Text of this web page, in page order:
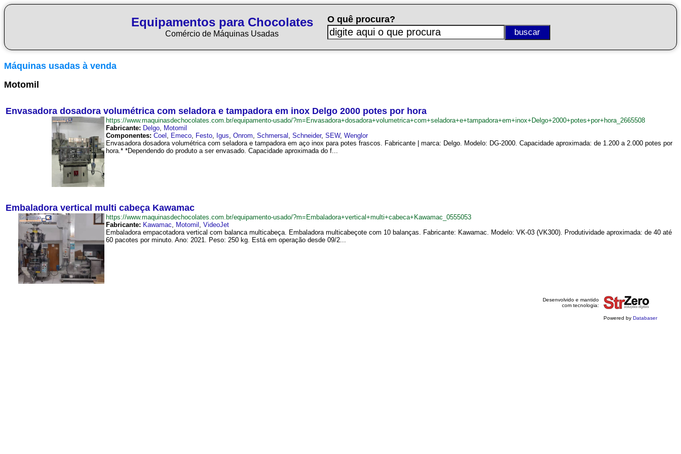
Equipamentos para Chocolates
Comércio de Máquinas Usadas
O quê procura?
Máquinas usadas à venda
Motomil
Envasadora dosadora volumétrica com seladora e tampadora em inox Delgo 2000 potes por hora
https://www.maquinasdechocolates.com.br/equipamento-usado/?m=Envasadora+dosadora+volumetrica+com+seladora+e+tampadora+em+inox+Delgo+2000+potes+por+hora_2665508
Fabricante: Delgo, Motomil
Componentes: Coel , Emeco, Festo, Igus, Onrom, Schmersal , Schneider, SEW, Wenglor
Envasadora dosadora volumétrica com seladora e tampadora em aço inox para potes frascos. Fabricante | marca: Delgo. Modelo: DG-2000. Capacidade aproximada: de 1.200 a 2.000 potes por
hora.* *Dependendo do produto a ser envasado. Capacidade aproximada do f...
Embaladora vertical multi cabeça Kawamac
https://www.maquinasdechocolates.com.br/equipamento-usado/?m=Embaladora+vertical+multi+cabeca+Kawamac_0555053
Fabricante: Kawamac, Motomil , VideoJet
Embaladora empacotadora vertical com balanca multicabeça. Embaladora multicabeçote com 10 balanças. Fabricante: Kawamac. Modelo: VK-03 (VK300). Produtividade aproximada: de 40 até
60 pacotes por minuto. Ano: 2021. Peso: 250 kg. Está em operação desde 09/2...
Desenvolvido e mantido
com tecnologia:
Powered by Databaser